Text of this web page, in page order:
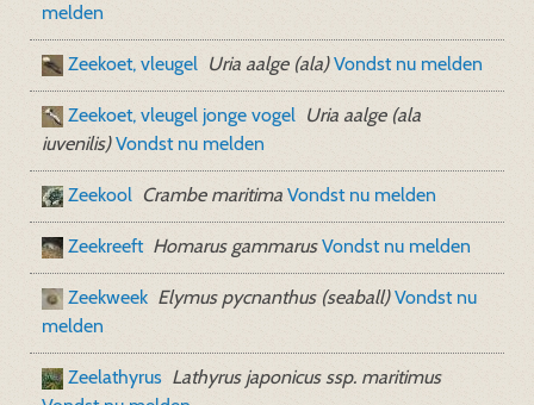
melden
Zeekoet, vleugel Uria aalge (ala) Vondst nu melden
Zeekoet, vleugel jonge vogel Uria aalge (ala
iuvenilis) Vondst nu melden
Zeekool Crambe maritima Vondst nu melden
Zeekreeft Homarus gammarus Vondst nu melden
Zeekweek Elymus pycnanthus (seaball) Vondst nu
melden
Zeelathyrus Lathyrus japonicus ssp. maritimus